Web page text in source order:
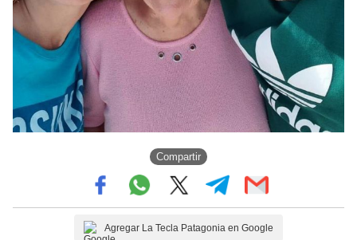
Compartir
Agregar La Tecla Patagonia en Google